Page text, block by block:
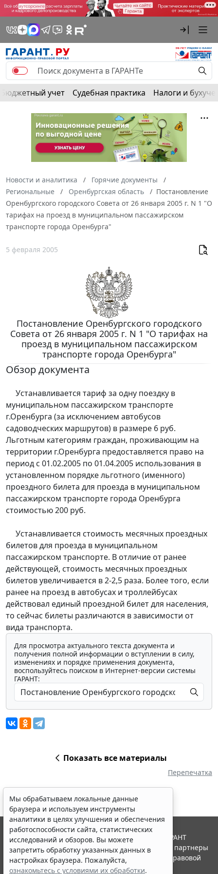
Бюджетный учет Судебная практика Налоги и
Новости и аналитика
Горячие документы
Региональные
Оренбургская область
Постановление
Оренбургского городского Совета от 26 января 2005 г. N 1 "О
тарифах на проезд в муниципальном пассажирском
транспорте города Оренбурга"
5 февраля 2005
Постановление Оренбургского городского
Совета от 26 января 2005 г. N 1 "О тарифах на
проезд в муниципальном пассажирском
транспорте города Оренбурга"
Обзор документа
Устанавливается тариф за одну поездку в
муниципальном пассажирском транспорте
г.Оренбурга (за исключением автобусов
садоводческих маршрутов) в размере 6 руб.
Льготным категориям граждан, проживающим на
территории г.Оренбурга предоставляется право на
период с 01.02.2005 по 01.04.2005 использования в
установленном порядке льготного (именного)
проездного билета для проезда в муниципальном
пассажирском транспорте города Оренбурга
стоимостью 200 руб.
Устанавливается стоимость месячных проездных
билетов для проезда в муниципальном
пассажирском транспорте. В отличие от ранее
действующей, стоимость месячных проездных
билетов увеличивается в 2-2,5 раза. Более того, если
ранее на проезд в автобусах и троллейбусах
действовал единый проездной билет для населения,
то сейчас билеты различаются в зависимости от
вида транспорта.
Для просмотра актуального текста документа и
получения полной информации о вступлении в силу,
изменениях и порядке применения документа,
воспользуйтесь поиском в Интернет-версии системы
ГАРАНТ:
Показать все материалы
Перепечатка
Мы обрабатываем локальные данные
браузера и используем инструменты
аналитики в целях улучшения и обеспечения
работоспособности сайта, статистических
исследований и обзоров. Вы можете
запретить обработку указанных данных в
настройках браузера. Пожалуйста,
ознакомьтесь с условиями их обработки.
© ООО "НПП "ГАРАНТ-СЕРВИС", 2026. Система ГАРАНТ
выпускается с 1990 года. Компания "Гарант" и ее партнеры
являются участниками Российской ассоциации правовой
информации ГАРАНТ.